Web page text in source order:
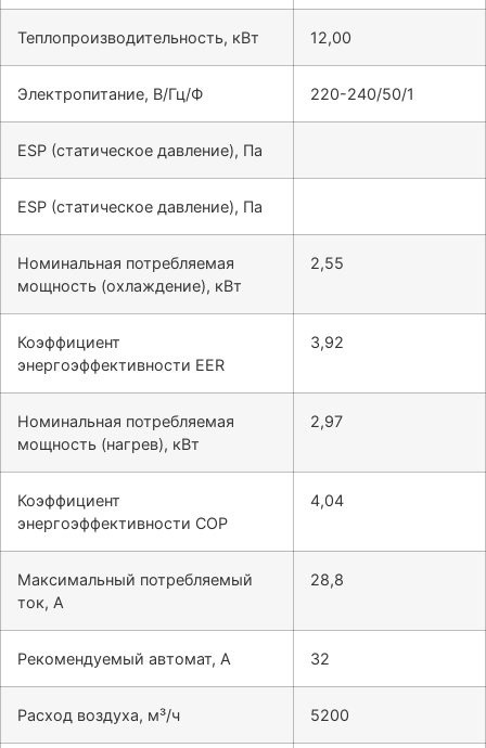
Теплопроизводительность, кВт 12,00
Электропитание, В/Гц/Ф 220-240/50/1
ESP (статическое давление), Па
ESP (статическое давление), Па
Номинальная потребляемая
мощность (охлаждение), кВт
2,55
Коэффициент
энергоэффективности EER
3,92
Номинальная потребляемая
мощность (нагрев), кВт
2,97
Коэффициент
энергоэффективности COP
4,04
Максимальный потребляемый
ток, А
28,8
Рекомендуемый автомат, А 32
Расход воздуха, м³/ч 5200